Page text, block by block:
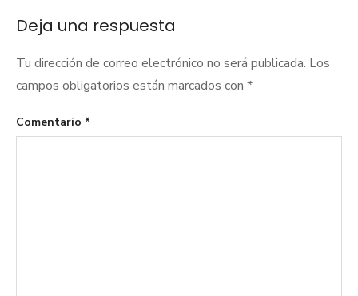
entradas
Deja una respuesta
Tu dirección de correo electrónico no será publicada. Los
campos obligatorios están marcados con *
Comentario *